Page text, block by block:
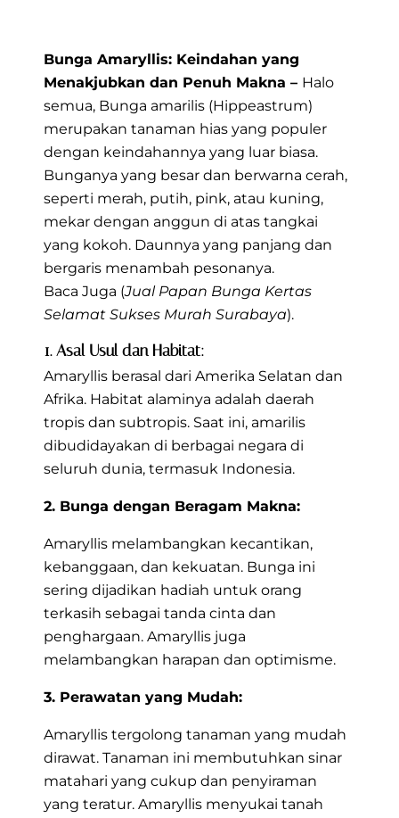
Bunga Amaryllis: Keindahan yang
Menakjubkan dan Penuh Makna – Halo
semua, Bunga amarilis (Hippeastrum)
merupakan tanaman hias yang populer
dengan keindahannya yang luar biasa.
Bunganya yang besar dan berwarna cerah,
seperti merah, putih, pink, atau kuning,
mekar dengan anggun di atas tangkai
yang kokoh. Daunnya yang panjang dan
bergaris menambah pesonanya.
Baca Juga (Jual Papan Bunga Kertas
Selamat Sukses Murah Surabaya).
1. Asal Usul dan Habitat:
Amaryllis berasal dari Amerika Selatan dan
Afrika. Habitat alaminya adalah daerah
tropis dan subtropis. Saat ini, amarilis
dibudidayakan di berbagai negara di
seluruh dunia, termasuk Indonesia.
2. Bunga dengan Beragam Makna:
Amaryllis melambangkan kecantikan,
kebanggaan, dan kekuatan. Bunga ini
sering dijadikan hadiah untuk orang
terkasih sebagai tanda cinta dan
penghargaan. Amaryllis juga
melambangkan harapan dan optimisme.
3. Perawatan yang Mudah:
Amaryllis tergolong tanaman yang mudah
dirawat. Tanaman ini membutuhkan sinar
matahari yang cukup dan penyiraman
yang teratur. Amaryllis menyukai tanah